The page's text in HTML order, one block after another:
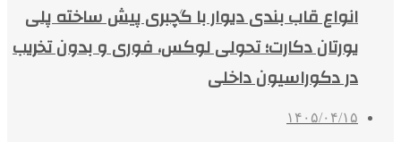
انواع قاب بندی دیوار با گچبری پیش ساخته پلی
یورتان دکارت؛ تحولی لوکس، فوری و بدون تخریب
در دکوراسیون داخلی
۱۴۰۵/۰۴/۱۵